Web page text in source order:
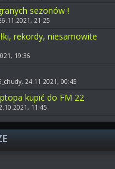
sezonów !
21:25
rekordy, niesamowite
19:36
24.11.2021, 00:45
kupić do FM 22
11:45